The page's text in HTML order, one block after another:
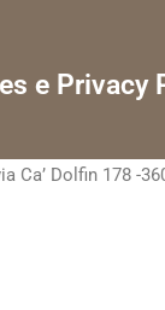
e Privacy
Ca’ Dolfin 178 -